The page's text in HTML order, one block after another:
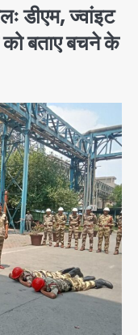
डीएम, ज्वांइट
को बताए बचने के